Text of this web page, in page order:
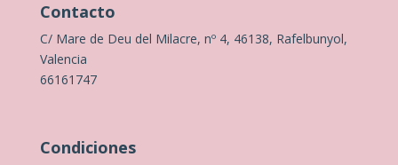
Contacto
C/ Mare de Deu del Milacre, nº 4, 46138, Rafelbunyol,
Valencia
66161747
Condiciones